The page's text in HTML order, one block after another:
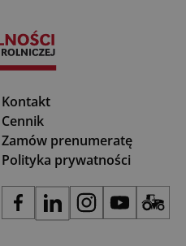
Kontakt
Cennik
Zamów prenumeratę
Polityka prywatności